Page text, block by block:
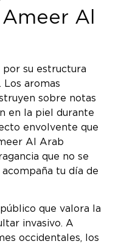
Al
por su estructura
aromas
sobre notas
en la piel durante
envolvente que
Al Arab
que no se
tu día de
que valora la
invasivo. A
occidentales, los